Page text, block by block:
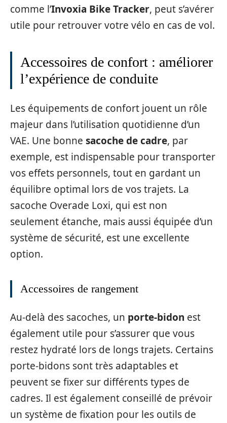
comme l’Invoxia Bike Tracker, peut s’avérer
utile pour retrouver votre vélo en cas de vol.
Accessoires de confort : améliorer
l’expérience de conduite
Les équipements de confort jouent un rôle
majeur dans l’utilisation quotidienne d’un
VAE. Une bonne sacoche de cadre, par
exemple, est indispensable pour transporter
vos effets personnels, tout en gardant un
équilibre optimal lors de vos trajets. La
sacoche Overade Loxi, qui est non
seulement étanche, mais aussi équipée d’un
système de sécurité, est une excellente
option.
Accessoires de rangement
Au-delà des sacoches, un porte-bidon est
également utile pour s’assurer que vous
restez hydraté lors de longs trajets. Certains
porte-bidons sont très adaptables et
peuvent se fixer sur différents types de
cadres. Il est également conseillé de prévoir
un système de fixation pour les outils de